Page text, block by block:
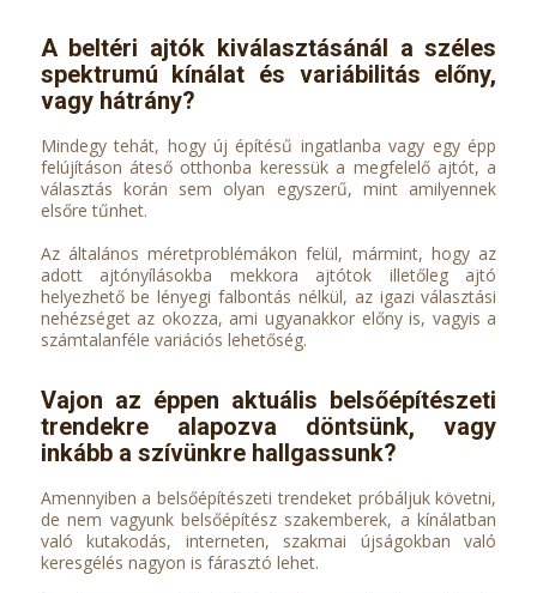
A beltéri ajtók kiválasztásánál a széles
spektrumú kínálat és variábilitás előny,
vagy hátrány?
Mindegy tehát, hogy új építésű ingatlanba vagy egy épp
felújításon áteső otthonba keressük a megfelelő ajtót, a
választás korán sem olyan egyszerű, mint amilyennek
elsőre tűnhet.
Az általános méretproblémákon felül, mármint, hogy az
adott ajtónyílásokba mekkora ajtótok illetőleg ajtó
helyezhető be lényegi falbontás nélkül, az igazi választási
nehézséget az okozza, ami ugyanakkor előny is, vagyis a
számtalanféle variációs lehetőség.
Vajon az éppen aktuális belsőépítészeti
trendekre alapozva döntsünk, vagy
inkább a szívünkre hallgassunk?
Amennyiben a belsőépítészeti trendeket próbáljuk követni,
de nem vagyunk belsőépítész szakemberek, a kínálatban
való kutakodás, interneten, szakmai újságokban való
keresgélés nagyon is fárasztó lehet.